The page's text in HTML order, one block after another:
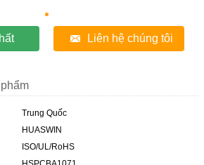
Liên hệ chúng tôi
Trung Quốc
HUASWIN
ISO/UL/RoHS